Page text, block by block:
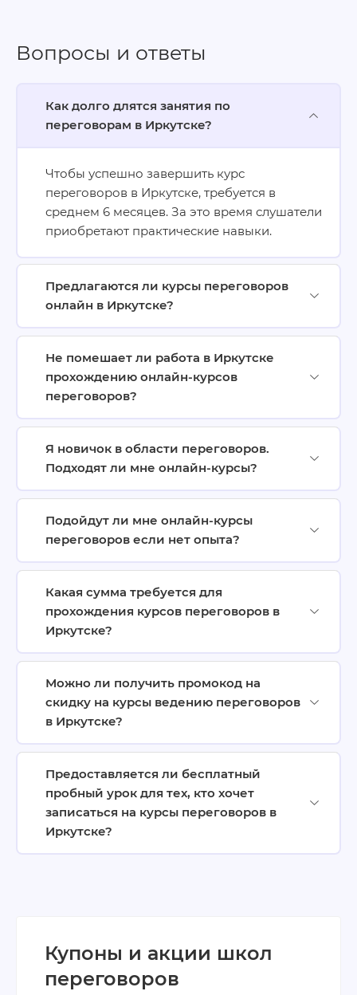
Вопросы и ответы
Как долго длятся занятия по
переговорам в Иркутске?
Чтобы успешно завершить курс
переговоров в Иркутске, требуется в
среднем 6 месяцев. За это время слушатели
приобретают практические навыки.
Предлагаются ли курсы переговоров
онлайн в Иркутске?
Не помешает ли работа в Иркутске
прохождению онлайн-курсов
переговоров?
Я новичок в области переговоров.
Подходят ли мне онлайн-курсы?
Подойдут ли мне онлайн-курсы
переговоров если нет опыта?
Какая сумма требуется для
прохождения курсов переговоров в
Иркутске?
Можно ли получить промокод на
скидку на курсы ведению переговоров
в Иркутске?
Предоставляется ли бесплатный
пробный урок для тех, кто хочет
записаться на курсы переговоров в
Иркутске?
Купоны и акции школ
переговоров